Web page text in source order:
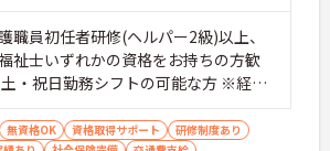
職員初任者研修(ヘルパー2級)以上、
祉士いずれかの資格をお持ちの方歓
・祝日勤務シフトの可能な方 ※経験
普通自動車運転免許（AT限定可）※
可能な方
無資格OK 資格取得サポート
研修制度あり